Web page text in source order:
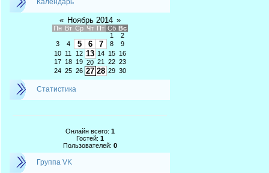
Календарь
« Ноябрь 2014 »
Пн Вт Ср Чт Пт Сб Вс
1
2
3
4 5 6 7 8
9
10
11 12 13 14 15
16
17
18 19 20 21 22 23
24 25 26 27 28 29 30
Статистика
Онлайн всего: 1
Гостей: 1
Пользователей: 0
Группа VK